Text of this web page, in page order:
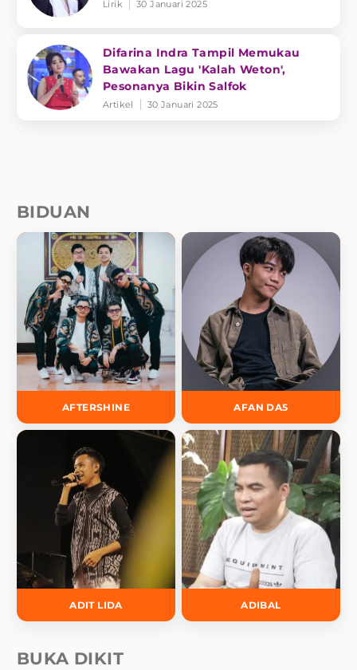
Lirik 30 Januari 2025
Difarina Indra Tampil Memukau
Bawakan Lagu 'Kalah Weton',
Pesonanya Bikin Salfok
Artikel 30 Januari 2025
BIDUAN
AFTERSHINE AFAN DA5
ADIT LIDA ADIBAL
BUKA DIKIT